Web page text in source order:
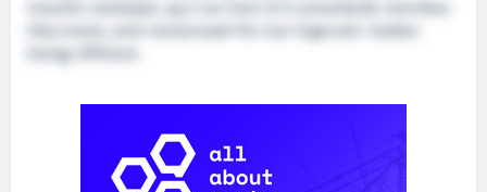
Ship Invest, seier konsernsjef Per Ivar Fagervoll i Golden
Energy Offshore.